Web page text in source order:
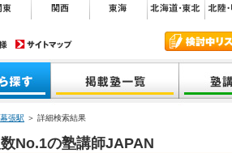
張駅 ＞ 詳細検索結果
No.1の塾講師JAPAN